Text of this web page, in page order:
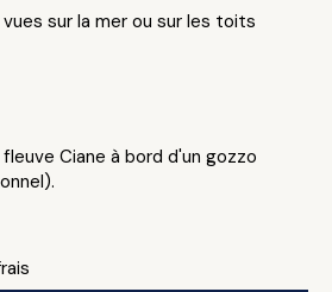
sur la mer ou sur les toits
Ciane à bord d'un gozzo